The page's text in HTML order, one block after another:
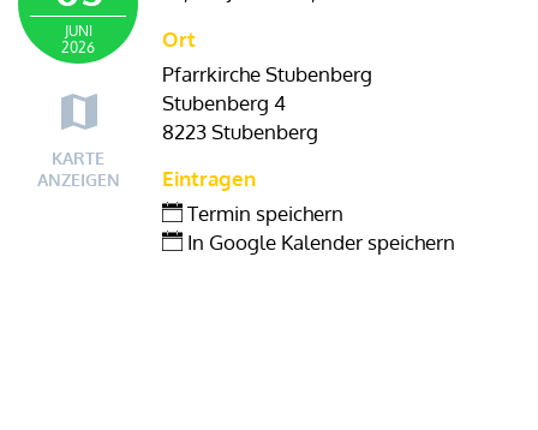
JUNI
2026
KARTE
ANZEIGEN
Ort
Pfarrkirche Stubenberg
Stubenberg 4
8223 Stubenberg
Eintragen
Termin speichern
In Google Kalender speichern